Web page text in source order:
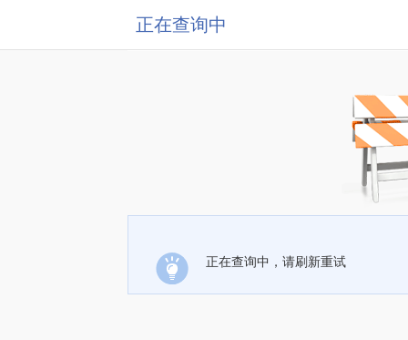
正在查询中
正在查询中，请刷新重试